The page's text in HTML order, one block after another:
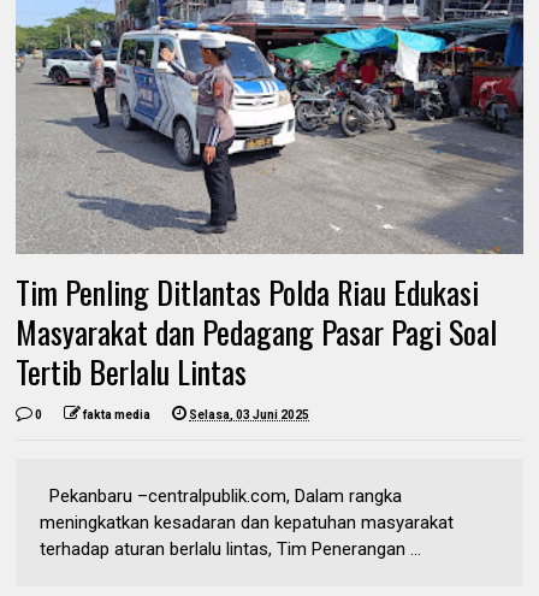
Tim Penling Ditlantas Polda Riau Edukasi
Masyarakat dan Pedagang Pasar Pagi Soal
Tertib Berlalu Lintas
0 fakta media Selasa, 03 Juni 2025
Pekanbaru –centralpublik.com, Dalam rangka
meningkatkan kesadaran dan kepatuhan masyarakat
terhadap aturan berlalu lintas, Tim Penerangan ...